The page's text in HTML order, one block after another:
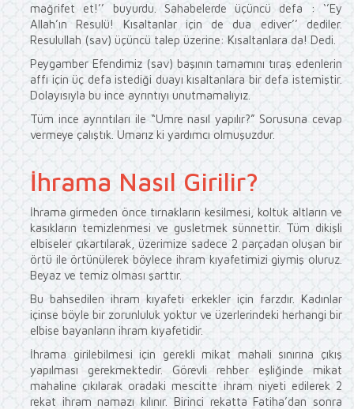
mağrifet et!’’ buyurdu. Sahabelerde üçüncü defa : ‘’Ey
Allah’ın Resulü! Kısaltanlar için de dua ediver’’ dediler.
Resulullah (sav) üçüncü talep üzerine: Kısaltanlara da! Dedi.
Peygamber Efendimiz (sav) başının tamamını tıraş edenlerin
affı için üç defa istediği duayı kısaltanlara bir defa istemiştir.
Dolayısıyla bu ince ayrıntıyı unutmamalıyız.
Tüm ince ayrıntıları ile “Umre nasıl yapılır?” Sorusuna cevap
vermeye çalıştık. Umarız ki yardımcı olmuşuzdur.
İhrama Nasıl Girilir?
İhrama girmeden önce tırnakların kesilmesi, koltuk altların ve
kasıkların temizlenmesi ve gusletmek sünnettir. Tüm dikişli
elbiseler çıkartılarak, üzerimize sadece 2 parçadan oluşan bir
örtü ile örtünülerek böylece ihram kıyafetimizi giymiş oluruz.
Beyaz ve temiz olması şarttır.
Bu bahsedilen ihram kıyafeti erkekler için farzdır. Kadınlar
içinse böyle bir zorunluluk yoktur ve üzerlerindeki herhangi bir
elbise bayanların ihram kıyafetidir.
İhrama girilebilmesi için gerekli mikat mahali sınırına çıkış
yapılması gerekmektedir. Görevli rehber eşliğinde mikat
mahaline çıkılarak oradaki mescitte ihram niyeti edilerek 2
rekat ihram namazı kılınır. Birinci rekatta Fatiha’dan sonra